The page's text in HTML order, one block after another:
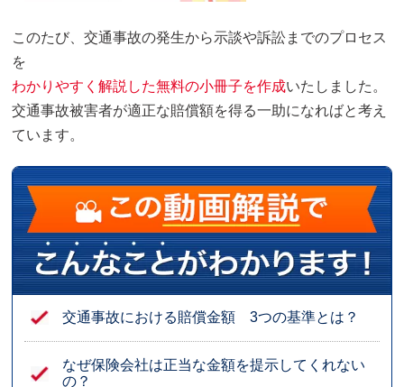
このたび、交通事故の発生から示談や訴訟までのプロセス
を
わかりやすく解説した無料の小冊子を作成いたしました。
交通事故被害者が適正な賠償額を得る一助になればと考え
ています。
交通事故における賠償金額 3つの基準とは？
なぜ保険会社は正当な金額を提示してくれない
の？